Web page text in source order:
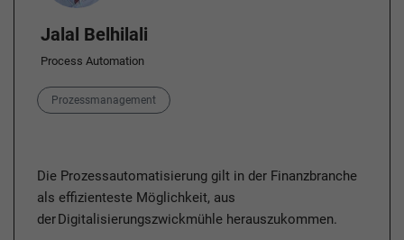
Jalal Belhilali
Process Automation
Category
Prozessmanagement
Die Prozessautomatisierung gilt in der Finanzbranche
als effizienteste Möglichkeit, aus
der Digitalisierungszwickmühle herauszukommen.